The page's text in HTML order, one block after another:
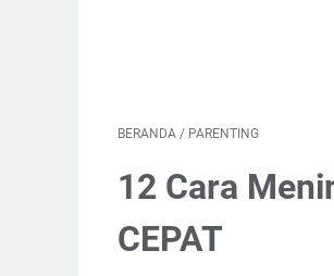
BERANDA / PARENTING
12 Cara
CEPAT